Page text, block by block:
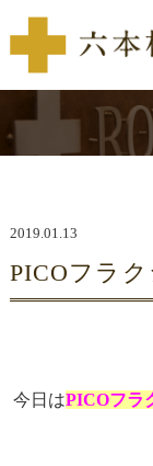
2019.01.13
PICOフラ
今日はPICOフラ